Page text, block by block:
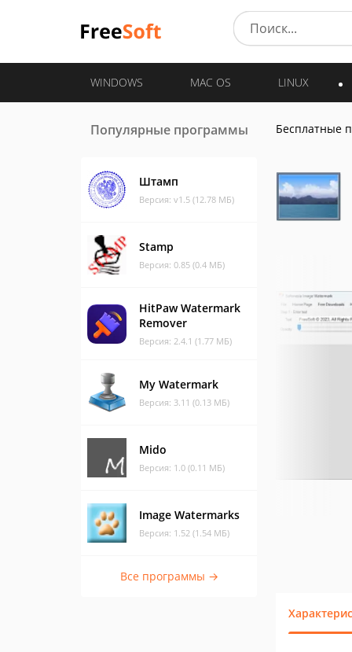
WINDOWS MAC OS LINUX
Популярные программы
Штамп
Версия: v1.5 (12.78 МБ)
Stamp
Версия: 0.85 (0.4 МБ)
HitPaw Watermark
Remover
Версия: 2.4.1 (1.77 МБ)
My Watermark
Версия: 3.11 (0.13 МБ)
Mido
Версия: 1.0 (0.11 МБ)
Image Watermarks
Версия: 1.52 (1.54 МБ)
Все программы →
Бесплатные